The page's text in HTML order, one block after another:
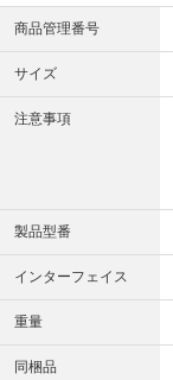
商品管理番号
サイズ
注意事項
製品型番
インターフェイス
重量
同梱品